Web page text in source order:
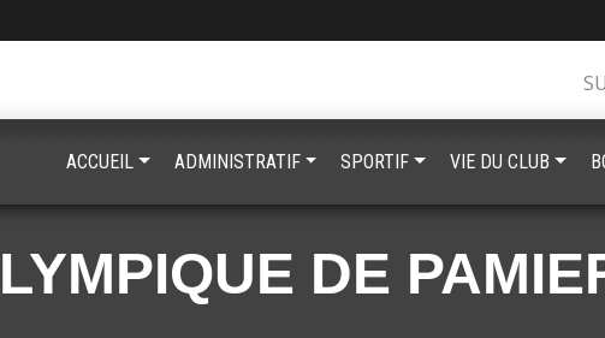
DE
ACCUEIL ADMINISTRATIF SPORTIF VIE DU CLUB